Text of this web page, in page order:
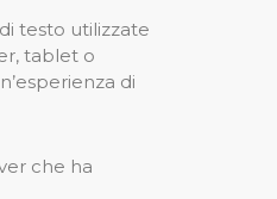
testo utilizzate
tablet o
di
che ha